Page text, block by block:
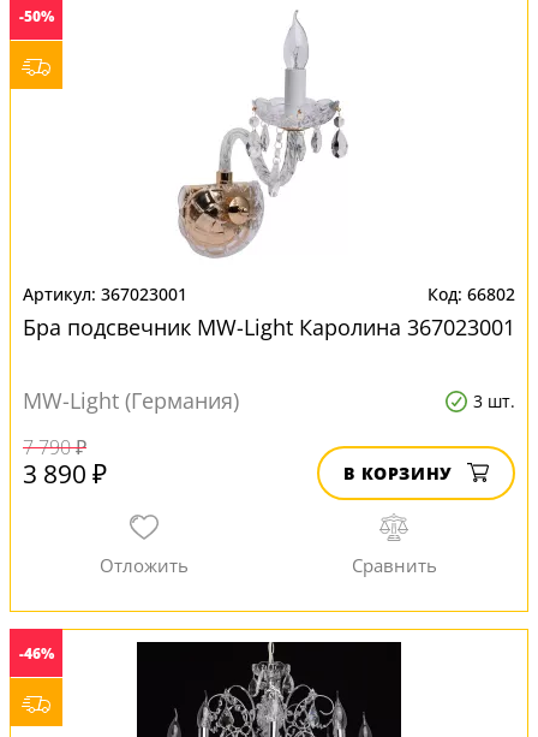
-50%
367023001 66802
Бра подсвечник MW-Light Каролина 367023001
MW-Light (Германия) 3 шт.
7 790 ₽
3 890 ₽ В КОРЗИНУ
-46%